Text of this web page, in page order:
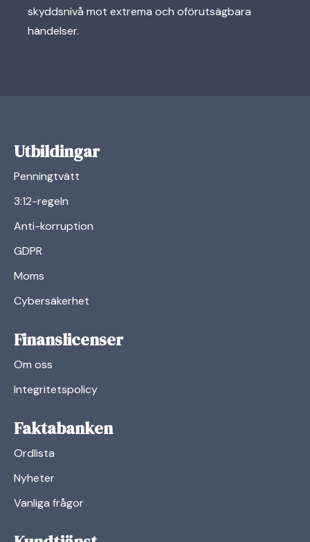
skyddsnivå mot extrema och oförutsägbara
händelser.
Utbildingar
Penningtvätt
3:12-regeln
Anti-korruption
GDPR
Moms
Cybersäkerhet
Finanslicenser
Om oss
Integritetspolicy
Faktabanken
Ordlista
Nyheter
Vanliga frågor